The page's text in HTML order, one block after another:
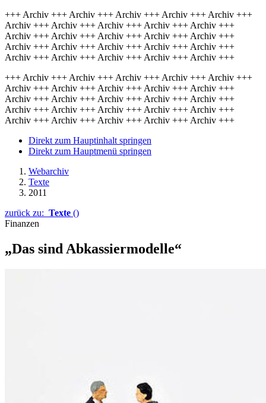
+++ Archiv +++ Archiv +++ Archiv +++ Archiv +++ Archiv +++
Archiv +++ Archiv +++ Archiv +++ Archiv +++ Archiv +++
Archiv +++ Archiv +++ Archiv +++ Archiv +++ Archiv +++
Archiv +++ Archiv +++ Archiv +++ Archiv +++ Archiv +++
Archiv +++ Archiv +++ Archiv +++ Archiv +++ Archiv +++
+++ Archiv +++ Archiv +++ Archiv +++ Archiv +++ Archiv +++
Archiv +++ Archiv +++ Archiv +++ Archiv +++ Archiv +++
Archiv +++ Archiv +++ Archiv +++ Archiv +++ Archiv +++
Archiv +++ Archiv +++ Archiv +++ Archiv +++ Archiv +++
Archiv +++ Archiv +++ Archiv +++ Archiv +++ Archiv +++
Direkt zum Hauptinhalt springen
Direkt zum Hauptmenü springen
Webarchiv
Texte
2011
zurück zu: Texte ()
Finanzen
„Das sind Abkassiermodelle“